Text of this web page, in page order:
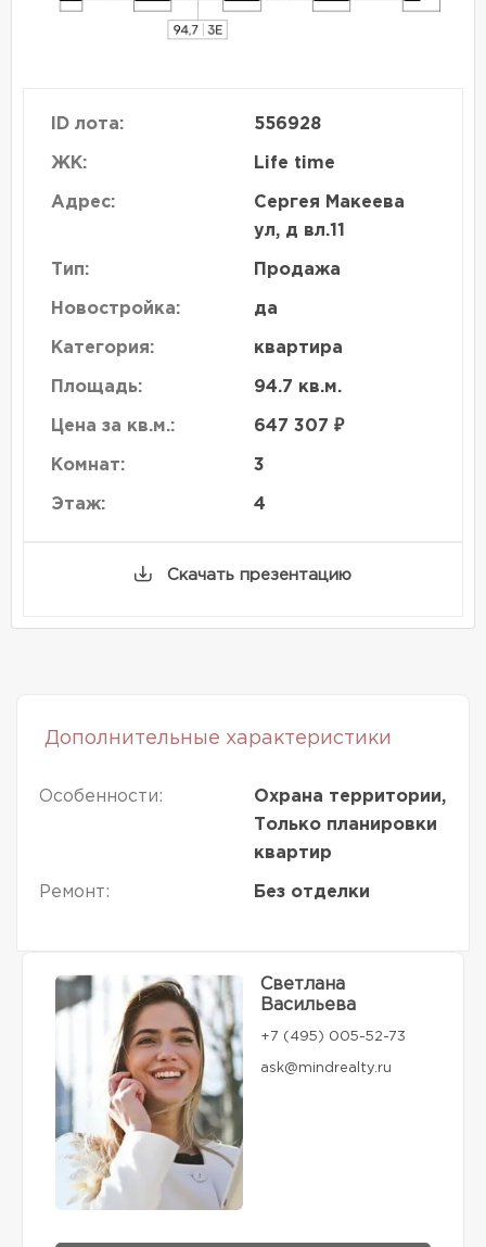
ID лота: 556928
ЖК: Life time
Адрес:
Сергея Макеева
ул, д вл.11
Тип: Продажа
Новостройка: да
Категория: квартира
Площадь: 94.7 кв.м.
Цена за кв.м.: 647 307 ₽
Комнат: 3
Этаж: 4
Скачать презентацию
Дополнительные характеристики
Особенности:
Охрана территории,
Только планировки
квартир
Ремонт: Без отделки
Светлана
Васильева
+7 (495) 005-52-73
ask@mindrealty.ru